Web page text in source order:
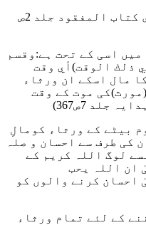
( الہدایۃ شرح بدایۃ المبتدی کتاب المفقود جلد 2ص
اسی کے تحت ہے: وقسم
ذلك الوقت)أي وقت
مال اسکے ان ورثاء
موت کے وقت
جلد 7ص367)
بیٹے کے ورثاء کومالِ
کی طرف سے احسان و صلہ
لوگ اللہ کریم کے
ان اللہ یحب
احسان کرنے والوں کو
کے لئے تمام ورثاء